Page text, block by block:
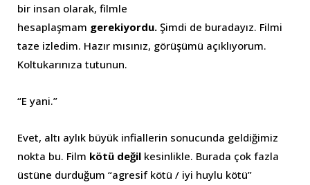
bir insan olarak, filmle
hesaplaşmam gerekiyordu. Şimdi de buradayız. Filmi
taze izledim. Hazır mısınız, görüşümü açıklıyorum.
Koltukarınıza tutunun.
“E yani.”
Evet, altı aylık büyük infiallerin sonucunda geldiğimiz
nokta bu. Film kötü değil kesinlikle. Burada çok fazla
üstüne durduğum “agresif kötü / iyi huylu kötü”